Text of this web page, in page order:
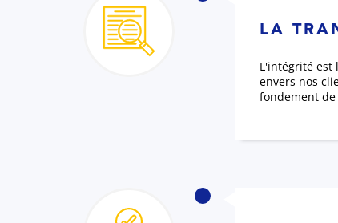
LA
L'intégrité est
envers nos
fondement